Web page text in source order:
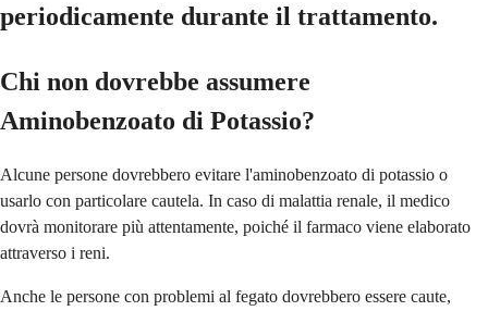
periodicamente durante il trattamento.
Chi non dovrebbe assumere
Aminobenzoato di Potassio?
Alcune persone dovrebbero evitare l'aminobenzoato di potassio o
usarlo con particolare cautela. In caso di malattia renale, il medico
dovrà monitorare più attentamente, poiché il farmaco viene elaborato
attraverso i reni.
Anche le persone con problemi al fegato dovrebbero essere caute,